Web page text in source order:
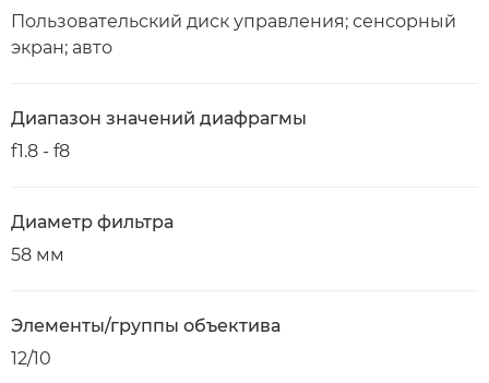
Пользовательский диск управления; сенсорный
экран; авто
Диапазон значений диафрагмы
f1.8 - f8
Диаметр фильтра
58 мм
Элементы/группы объектива
12/10